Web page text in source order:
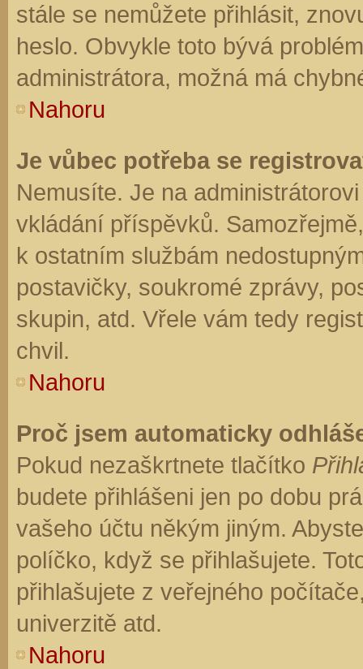
stále se nemůžete přihlásit,
heslo. Obvykle toto bývá
administrátora, možná má
Nahoru
Je vůbec potřeba se
Nemusíte. Je na
vkládání příspěvků.
k ostatním službám
postavičky, soukromé zprávy,
skupin, atd. Vřele vám tedy
chvil.
Nahoru
Proč jsem automaticky
Pokud nezaškrtnete tlačítko
budete přihlášeni jen po dobu
vašeho účtu někým jiným.
políčko, když se přihlašujete.
přihlašujete z veřejného
univerzitě atd.
Nahoru